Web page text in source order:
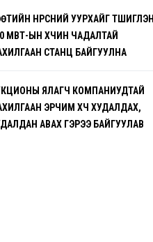
НҮҮРСНИЙ УУРХАЙГ ТҮШИГЛЭН
МВТ-ЫН ХҮЧИН ЧАДАЛТАЙ
СТАНЦ БАЙГУУЛНА
ЯЛАГЧ КОМПАНИУДТАЙ
ЭРЧИМ ХҮЧ ХУДАЛДАХ,
АВАХ ГЭРЭЭ БАЙГУУЛАВ